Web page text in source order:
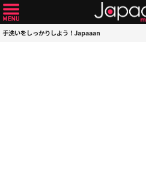
手洗いをしっかりしよう！Japaaan